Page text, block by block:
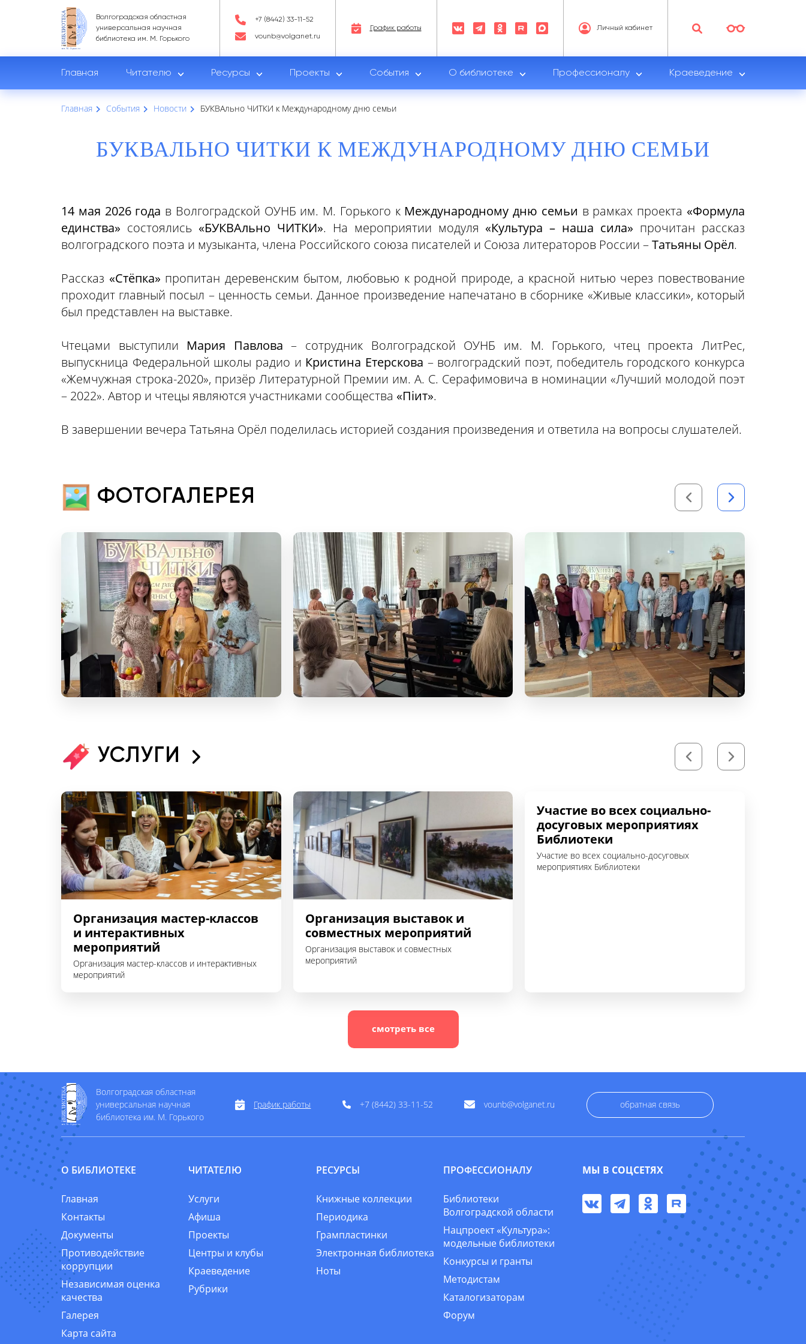
Волгоградская областная
универсальная научная
библиотека им. М. Горького
+7 (8442) 33-11-52
vounb@volganet.ru
График работы Личный кабинет
Главная Читателю Ресурсы Проекты События О библиотеке Профессионалу Краеведение
Главная События Новости БУКВАльно ЧИТКИ к Международному дню семьи
БУКВАЛЬНО ЧИТКИ К МЕЖДУНАРОДНОМУ ДНЮ СЕМЬИ
14 мая 2026 года в Волгоградской ОУНБ им. М. Горького к Международному дню семьи в рамках проекта «Формула
единства» состоялись «БУКВАльно ЧИТКИ». На мероприятии модуля «Культура – наша сила» прочитан рассказ
волгоградского поэта и музыканта, члена Российского союза писателей и Союза литераторов России –Татьяны Орёл.
Рассказ «Стёпка» пропитан деревенским бытом, любовью к родной природе, а красной нитью через повествование
проходит главный посыл – ценность семьи. Данное произведение напечатано в сборнике «Живые классики», который
был представлен на выставке.
Чтецами выступили Мария Павлова – сотрудник Волгоградской ОУНБ им. М. Горького, чтец проекта ЛитРес,
выпускница Федеральной школы радио и Кристина Етерскова – волгоградский поэт, победитель городского конкурса
«Жемчужная строка-2020», призёр Литературной Премии им. А. С. Серафимовича в номинации «Лучший молодой поэт
– 2022». Автор и чтецы являются участниками сообщества «Пiит».
В завершении вечера Татьяна Орёл поделилась историей создания произведения и ответила на вопросы слушателей.
ФОТОГАЛЕРЕЯ
УСЛУГИ
Организация мастер-классов
и интерактивных
мероприятий
Организация мастер-классов и интерактивных
мероприятий
Организация выставок и
совместных мероприятий
Организация выставок и совместных
мероприятий
Участие во всех социально-
досуговых мероприятиях
Библиотеки
Участие во всех социально-досуговых
мероприятиях Библиотеки
смотреть все
Волгоградская областная
универсальная научная
библиотека им. М. Горького
График работы +7 (8442) 33-11-52 vounb@volganet.ru обратная связь
О БИБЛИОТЕКЕ
Главная
Контакты
Документы
Противодействие
коррупции
Независимая оценка
качества
Галерея
Карта сайта
ЧИТАТЕЛЮ
Услуги
Афиша
Проекты
Центры и клубы
Краеведение
Рубрики
РЕСУРСЫ
Книжные коллекции
Периодика
Грампластинки
Электронная библиотека
Ноты
ПРОФЕССИОНАЛУ
Библиотеки
Волгоградской области
Нацпроект «Культура»:
модельные библиотеки
Конкурсы и гранты
Методистам
Каталогизаторам
Форум
МЫ В СОЦСЕТЯХ